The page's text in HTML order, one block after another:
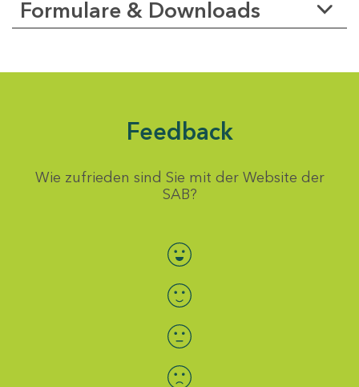
Formulare & Downloads
Feedback
Wie zufrieden sind Sie mit der Website der
SAB?
Bewertung auswählen